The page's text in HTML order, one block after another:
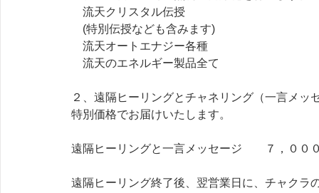
流天クリスタル伝授
(特別伝授なども含みます)
流天オートエナジー各種
流天のエネルギー製品全て
２、遠隔ヒーリングとチャネリング（一言メッ
特別価格でお届けいたします。
遠隔ヒーリングと一言メッセージ　　７，００
遠隔ヒーリング終了後、翌営業日に、チャクラ